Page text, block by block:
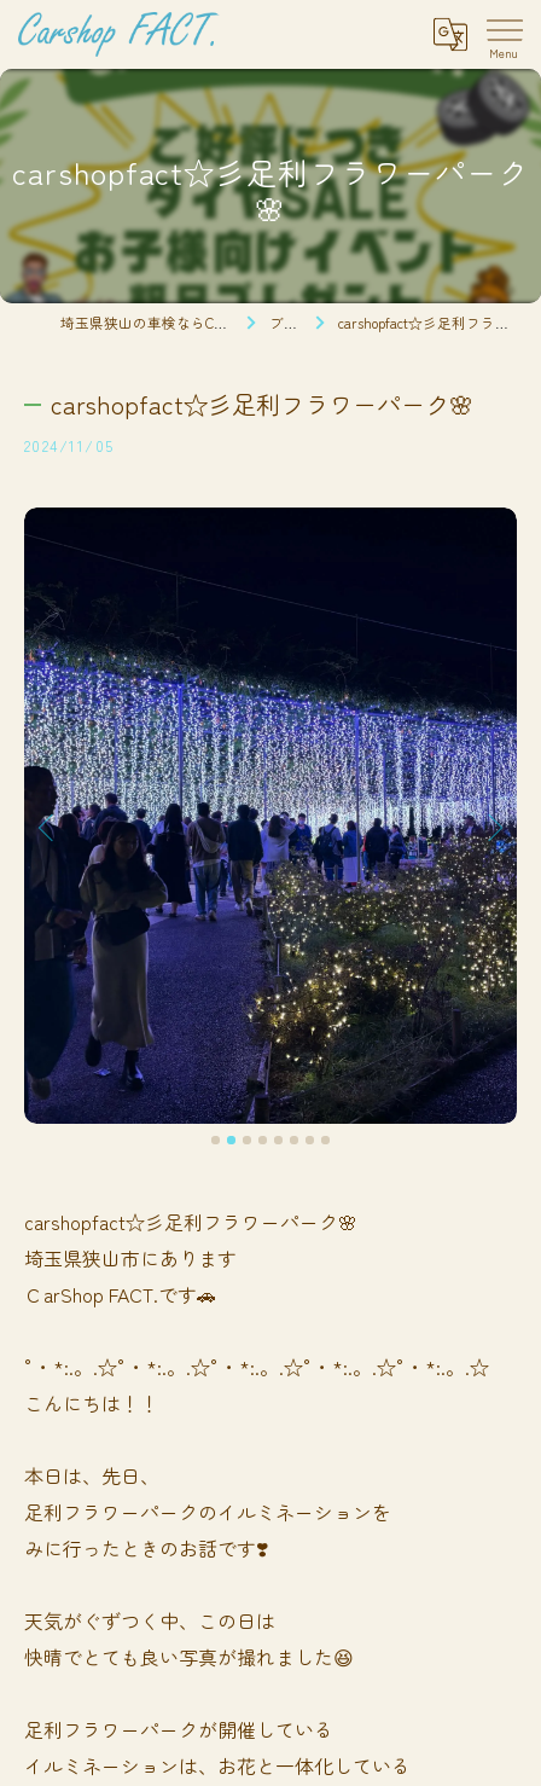
carshopfact☆彡足利フラワーパーク
🌸
ブログ carshopfact☆彡足利フラワーパーク🌸
carshopfact☆彡足利フラワーパーク🌸
2024/11/05
carshopfact☆彡足利フラワーパーク🌸
埼玉県狭山市にあります
ＣarShop FACT.です🚗
°・*:.。.☆°・*:.。.☆°・*:.。.☆°・*:.。.☆°・*:.。.☆
こんにちは！！
本日は、先日、
足利フラワーパークのイルミネーションを
みに行ったときのお話です❣️
天気がぐずつく中、この日は
快晴でとても良い写真が撮れました😆
足利フラワーパークが開催している
イルミネーションは、お花と一体化している